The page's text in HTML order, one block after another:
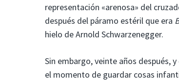
representación «arenosa» del
después del páramo estéril que era
hielo de Arnold Schwarzenegger.
Sin embargo, veinte años después,
el momento de guardar cosas